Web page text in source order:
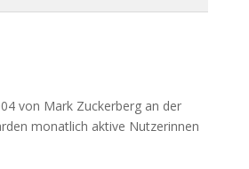
von Mark Zucker­berg an der
monat­lich akti­ve Nut­ze­rin­nen